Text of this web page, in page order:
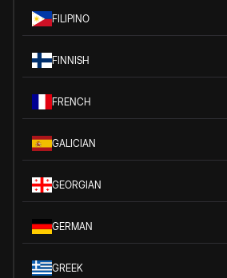
FILIPINO
FINNISH
FRENCH
GALICIAN
GEORGIAN
GERMAN
GREEK